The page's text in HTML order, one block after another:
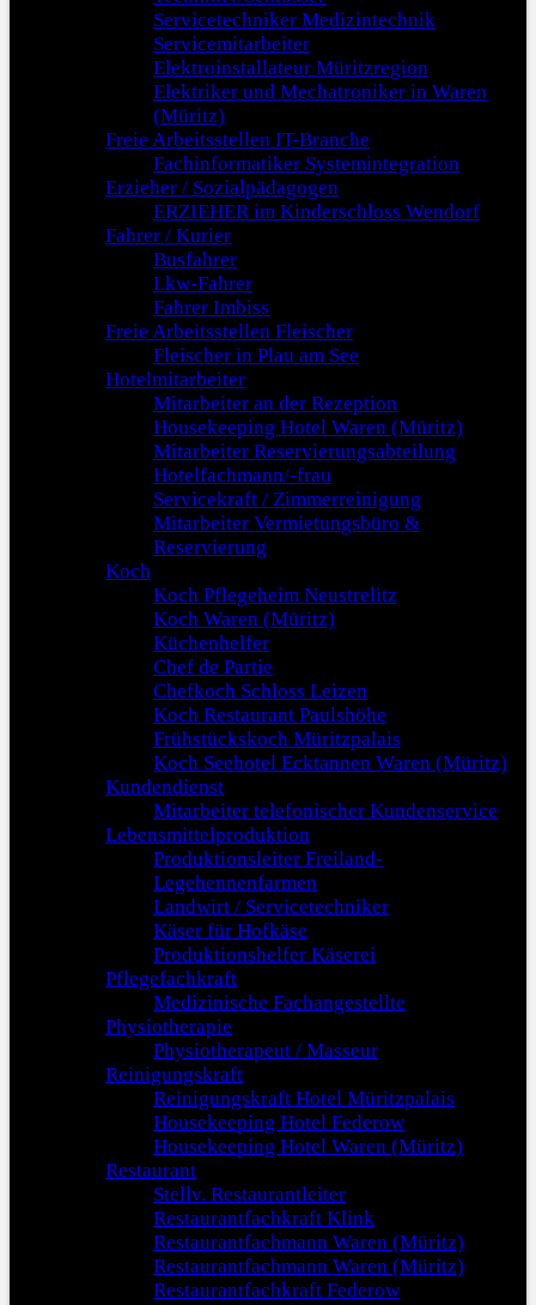
Servicetechniker Medizintechnik
Servicemitarbeiter
Elektroinstallateur Müritzregion
Elektriker und Mechatroniker in Waren
(Müritz)
Freie Arbeitsstellen IT-Branche
Fachinformatiker Systemintegration
Erzieher / Sozialpädagogen
ERZIEHER im Kinderschloss Wendorf
Fahrer / Kurier
Busfahrer
Lkw-Fahrer
Fahrer Imbiss
Freie Arbeitsstellen Fleischer
Fleischer in Plau am See
Hotelmitarbeiter
Mitarbeiter an der Rezeption
Housekeeping Hotel Waren (Müritz)
Mitarbeiter Reservierungsabteilung
Hotelfachmann/-frau
Servicekraft / Zimmerreinigung
Mitarbeiter Vermietungsbüro &
Reservierung
Koch
Koch Pflegeheim Neustrelitz
Koch Waren (Müritz)
Küchenhelfer
Chef de Partie
Chefkoch Schloss Leizen
Koch Restaurant Paulshöhe
Frühstückskoch Müritzpalais
Koch Seehotel Ecktannen Waren (Müritz)
Kundendienst
Mitarbeiter telefonischer Kundenservice
Lebensmittelproduktion
Produktionsleiter Freiland-
Legehennenfarmen
Landwirt / Servicetechniker
Käser für Hofkäse
Produktionshelfer Käserei
Pflegefachkraft
Medizinische Fachangestellte
Physiotherapie
Physiotherapeut / Masseur
Reinigungskraft
Reinigungskraft Hotel Müritzpalais
Housekeeping Hotel Federow
Housekeeping Hotel Waren (Müritz)
Restaurant
Stellv. Restaurantleiter
Restaurantfachkraft Klink
Restaurantfachmann Waren (Müritz)
Restaurantfachmann Waren (Müritz)
Restaurantfachkraft Federow